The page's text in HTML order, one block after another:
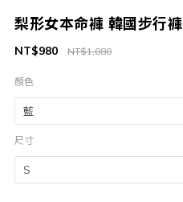
梨形女本命褲 韓國步行褲
NT$1,080
NT$980
顏色
尺寸